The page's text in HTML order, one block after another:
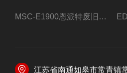
MSC-E1900恩派特废旧锂电池极片破碎处理设备
江苏省南通如皋市常青镇